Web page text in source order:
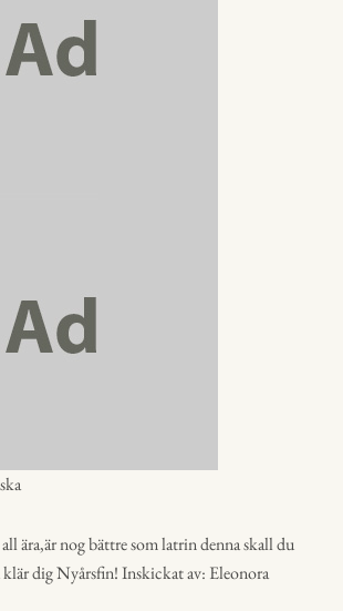
ära,är nog bättre som latrin denna skall du
klär dig Nyårsfin! Inskickat av: Eleonora